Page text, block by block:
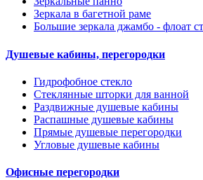
Зеркала в багетной раме
Большие зеркала джамбо - флоат
Душевые кабины, перегородки
Гидрофобное стекло
Стеклянные шторки для ванной
Раздвижные душевые кабины
Распашные душевые кабины
Прямые душевые перегородки
Угловые душевые кабины
Офисные перегородки